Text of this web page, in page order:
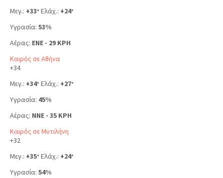
Μεγ.: +33° Ελάχ.: +24°
Υγρασία: 53%
Αέρας: ENE - 29 KPH
Καιρός σε Αθήνα
+34
Μεγ.: +34° Ελάχ.: +27°
Υγρασία: 45%
Αέρας: NNE - 35 KPH
Καιρός σε Μυτιλήνη
+32
Μεγ.: +35° Ελάχ.: +24°
Υγρασία: 54%